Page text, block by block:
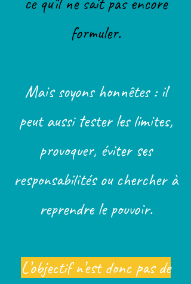
formuler.
Mais soyons honnêtes : il
peut aussi tester les limites,
provoquer, éviter ses
responsabilités ou chercher à
reprendre le pouvoir.
L’objectif n’est donc pas de